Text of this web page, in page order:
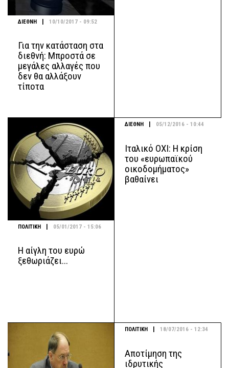
ΔΙΕΘΝΗ | 10/10/2017 - 09:52
Για την κατάσταση στα
διεθνή: Μπροστά σε
μεγάλες αλλαγές που
δεν θα αλλάξουν
τίποτα
ΠΟΛΙΤΙΚΗ | 05/01/2017 - 15:06
Η αίγλη του ευρώ
ξεθωριάζει...
ΔΙΕΘΝΗ 05/12/2016 - 10:44
Ιταλικό ΟΧΙ: Η κρίση
του «ευρωπαϊκού
οικοδομήματος»
βαθαίνει
ΠΟΛΙΤΙΚΗ 18/07/2016 - 12:34
Αποτίμηση της
ιδρυτικής